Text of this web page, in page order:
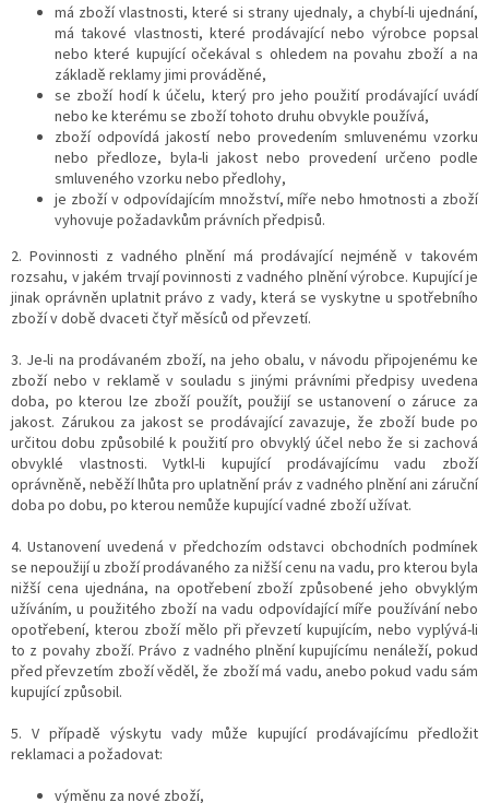
má zboží vlastnosti, které si strany ujednaly, a chybí-li ujednání,
má takové vlastnosti, které prodávající nebo výrobce popsal
nebo které kupující očekával s ohledem na povahu zboží a na
základě reklamy jimi prováděné,
se zboží hodí k účelu, který pro jeho použití prodávající uvádí
nebo ke kterému se zboží tohoto druhu obvykle používá,
zboží odpovídá jakostí nebo provedením smluvenému vzorku
nebo předloze, byla-li jakost nebo provedení určeno podle
smluveného vzorku nebo předlohy,
je zboží v odpovídajícím množství, míře nebo hmotnosti a zboží
vyhovuje požadavkům právních předpisů.
2. Povinnosti z vadného plnění má prodávající nejméně v takovém
rozsahu, v jakém trvají povinnosti z vadného plnění výrobce. Kupující je
jinak oprávněn uplatnit právo z vady, která se vyskytne u spotřebního
zboží v době dvaceti čtyř měsíců od převzetí.
3. Je-li na prodávaném zboží, na jeho obalu, v návodu připojenému ke
zboží nebo v reklamě v souladu s jinými právními předpisy uvedena
doba, po kterou lze zboží použít, použijí se ustanovení o záruce za
jakost. Zárukou za jakost se prodávající zavazuje, že zboží bude po
určitou dobu způsobilé k použití pro obvyklý účel nebo že si zachová
obvyklé vlastnosti. Vytkl-li kupující prodávajícímu vadu zboží
oprávněně, neběží lhůta pro uplatnění práv z vadného plnění ani záruční
doba po dobu, po kterou nemůže kupující vadné zboží užívat.
4. Ustanovení uvedená v předchozím odstavci obchodních podmínek
se nepoužijí u zboží prodávaného za nižší cenu na vadu, pro kterou byla
nižší cena ujednána, na opotřebení zboží způsobené jeho obvyklým
užíváním, u použitého zboží na vadu odpovídající míře používání nebo
opotřebení, kterou zboží mělo při převzetí kupujícím, nebo vyplývá-li
to z povahy zboží. Právo z vadného plnění kupujícímu nenáleží, pokud
před převzetím zboží věděl, že zboží má vadu, anebo pokud vadu sám
kupující způsobil.
5. V případě výskytu vady může kupující prodávajícímu předložit
reklamaci a požadovat:
výměnu za nové zboží,